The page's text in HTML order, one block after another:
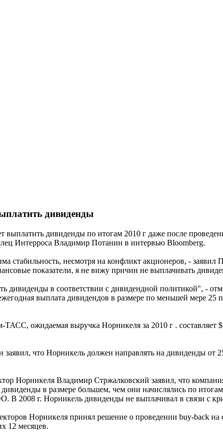
дивиденды
выплатить дивиденды по итогам 2010 г даже после
Интерроса Владимир Потанин в интервью Bloomberg.
стабильность, несмотря на конфликт акционеров, - заявил
показатели, я не вижу причин не выплачивать
дивиденды в соответствии с дивидендной политикой", -
выплата дивидендов в размере по меньшей мере 25
ожидаемая выручка Норникеля за 2010 г . составляет
заявил, что Норникель должен направлять на дивиденды от
Норникеля Владимир Стржалковский заявил, что
в размере большем, чем они начислялись по
2008 г. Норникель дивиденды не выплачивал в связи с
Норникеля принял решение о проведении buy-back на
12 месяцев.